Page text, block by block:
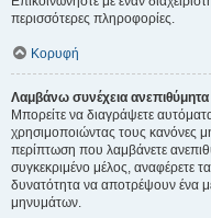
περισσότερες πληροφορίες.
Κορυφή
Λαμβάνω συνέχεια
Μπορείτε να διαγράψετε
χρησιμοποιώντας τους κανόνες
περίπτωση που λαμβάνετε
συγκεκριμένο μέλος, αναφέρετε
δυνατότητα να αποτρέψουν ένα
μηνυμάτων.